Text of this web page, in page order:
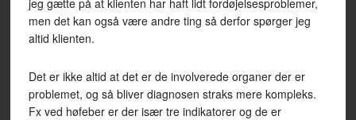
jeg gætte på at klienten har haft lidt fordøjelsesproblemer,
men det kan også være andre ting så derfor spørger jeg
altid klienten.
Det er ikke altid at det er de involverede organer der er
problemet, og så bliver diagnosen straks mere kompleks.
Fx ved høfeber er der især tre indikatorer og de er